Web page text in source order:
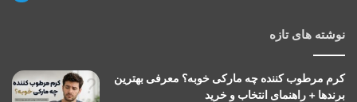
نوشته های تازه
کرم مرطوب کننده چه مارکی خوبه؟ معرفی بهترین
برندها + راهنمای انتخاب و خرید